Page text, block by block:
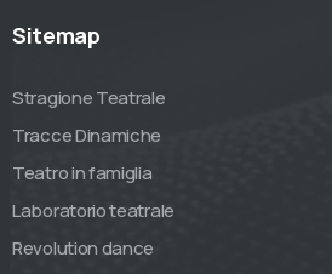
Sitemap
Stragione Teatrale
Tracce Dinamiche
Teatro in famiglia
Laboratorio teatrale
Revolution dance